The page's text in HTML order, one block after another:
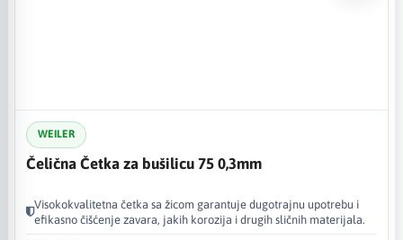
WEILER
Čelična Četka za bušilicu 75 0,3mm
Visokokvalitetna četka sa žicom garantuje dugotrajnu upotrebu i
efikasno čišćenje zavara, jakih korozija i drugih sličnih materijala.